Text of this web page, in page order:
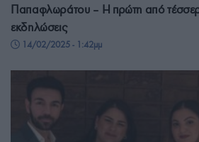
Παπαφλωράτου – Η πρώτη από
εκδηλώσεις
14/02/2025 - 1:42μμ